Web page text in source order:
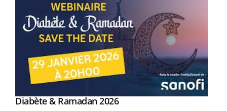
Youtube
Diabète & Ramadan 2026Youtube